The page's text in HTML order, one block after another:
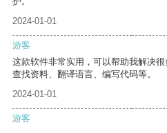
2024-01-01
游客
这款软件非常实用，可以帮助我解决
查找资料、翻译语言、编写代码等。
2024-01-01
游客